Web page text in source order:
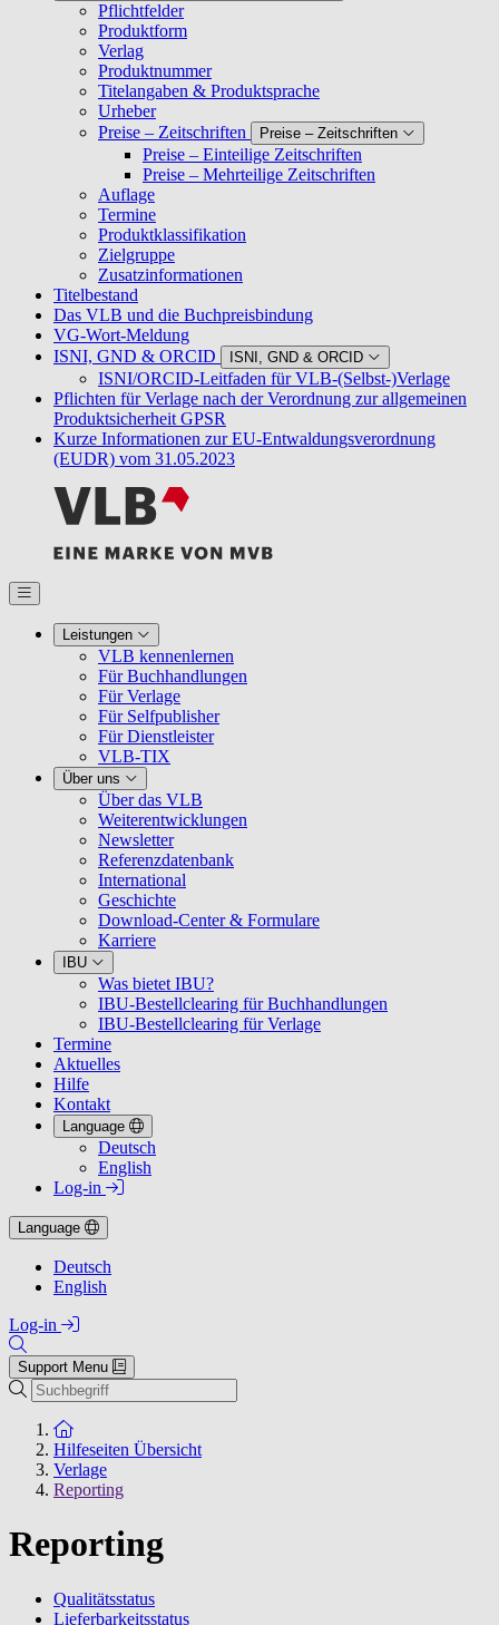
Pflichtfelder
Produktform
Verlag
Produktnummer
Titelangaben & Produktsprache
Urheber
Preise – Zeitschriften
Preise – Zeitschriften
Preise – Einteilige Zeitschriften
Preise – Mehrteilige Zeitschriften
Auflage
Termine
Produktklassifikation
Zielgruppe
Zusatzinformationen
Titelbestand
Das VLB und die Buchpreisbindung
VG-Wort-Meldung
ISNI, GND & ORCID
ISNI, GND & ORCID
ISNI/ORCID-Leitfaden für VLB-(Selbst-)Verlage
Pflichten für Verlage nach der Verordnung zur allgemeinen
Produktsicherheit GPSR
Kurze Informationen zur EU-Entwaldungsverordnung
(EUDR) vom 31.05.2023
Leistungen
VLB kennenlernen
Für Buchhandlungen
Für Verlage
Für Selfpublisher
Für Dienstleister
VLB-TIX
Über uns
Über das VLB
Weiterentwicklungen
Newsletter
Referenzdatenbank
International
Geschichte
Download-Center & Formulare
Karriere
IBU
Was bietet IBU?
IBU-Bestellclearing für Buchhandlungen
IBU-Bestellclearing für Verlage
Termine
Aktuelles
Hilfe
Kontakt
Language
Deutsch
English
Log-in
Language
Deutsch
English
Log-in
Support Menu
Suchen
Zur Startseite
Hilfeseiten Übersicht
Verlage
Reporting
Reporting
Qualitätsstatus
Lieferbarkeitsstatus